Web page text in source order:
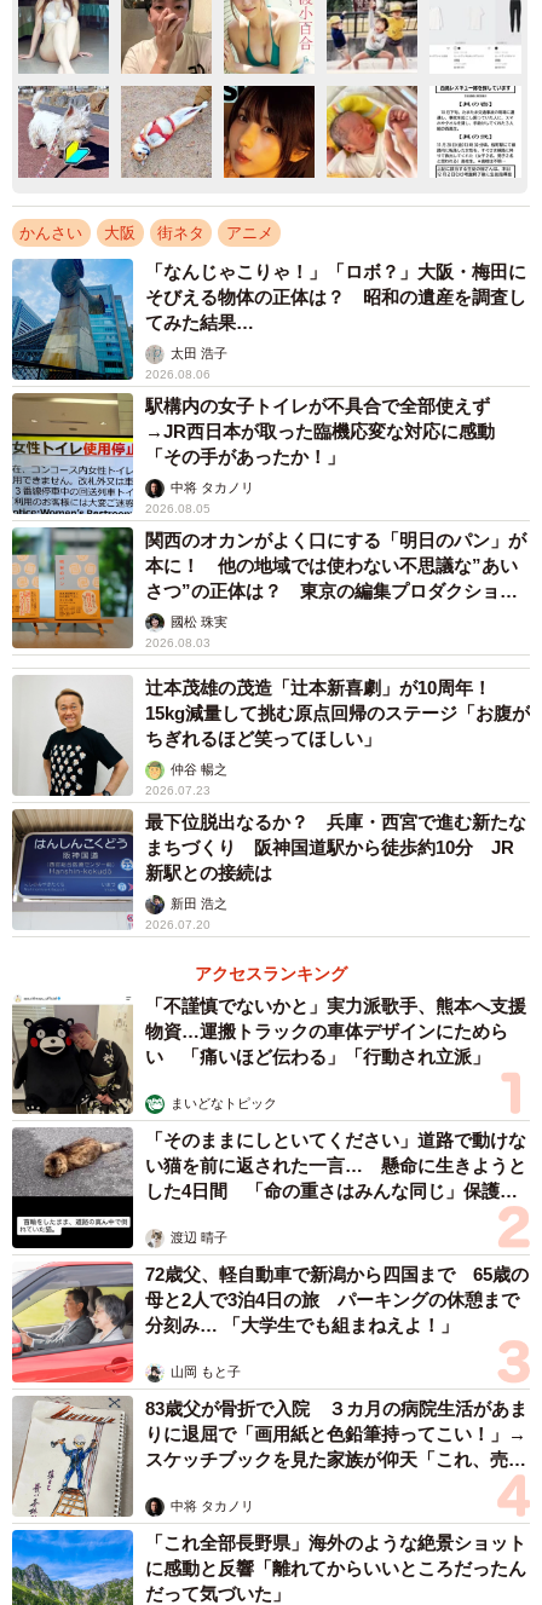
かんさい 大阪 街ネタ アニメ
「なんじゃこりゃ！」「ロボ？」大阪・梅田に
そびえる物体の正体は？ 昭和の遺産を調査し
てみた結果…
太田 浩子
2026.08.06
駅構内の女子トイレが不具合で全部使えず
→JR西日本が取った臨機応変な対応に感動
「その手があったか！」
中将 タカノリ
2026.08.05
関西のオカンがよく口にする「明日のパン」が
本に！ 他の地域では使わない不思議な”あい
さつ”の正体は？ 東京の編集プロダクション
がひも解く
國松 珠実
2026.08.03
辻本茂雄の茂造「辻本新喜劇」が10周年！
15kg減量して挑む原点回帰のステージ「お腹が
ちぎれるほど笑ってほしい」
仲谷 暢之
2026.07.23
最下位脱出なるか？ 兵庫・西宮で進む新たな
まちづくり 阪神国道駅から徒歩約10分 JR
新駅との接続は
新田 浩之
2026.07.20
アクセスランキング
「不謹慎でないかと」実力派歌手、熊本へ支援
物資…運搬トラックの車体デザインにためら
い 「痛いほど伝わる」「行動され立派」
まいどなトピック
「そのままにしといてください」道路で動けな
い猫を前に返された一言… 懸命に生きようと
した4日間 「命の重さはみんな同じ」保護団
渡辺 晴子
72歳父、軽自動車で新潟から四国まで 65歳の
母と2人で3泊4日の旅 パーキングの休憩まで
分刻み… 「大学生でも組まねえよ！」
山岡 もと子
83歳父が骨折で入院 ３カ月の病院生活があま
りに退屈で「画用紙と色鉛筆持ってこい！」→
スケッチブックを見た家族が仰天「これ、売れ
中将 タカノリ
「これ全部長野県」海外のような絶景ショット
に感動と反響「離れてからいいところだったん
だって気づいた」